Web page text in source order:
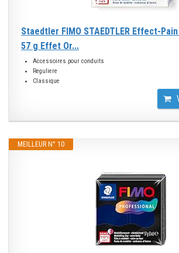
Staedtler FIMO STAEDTLER Effect-
57 g Effet Or...
Accessoires pour conduits
Reguliere
Classique
MEILLEUR N° 10